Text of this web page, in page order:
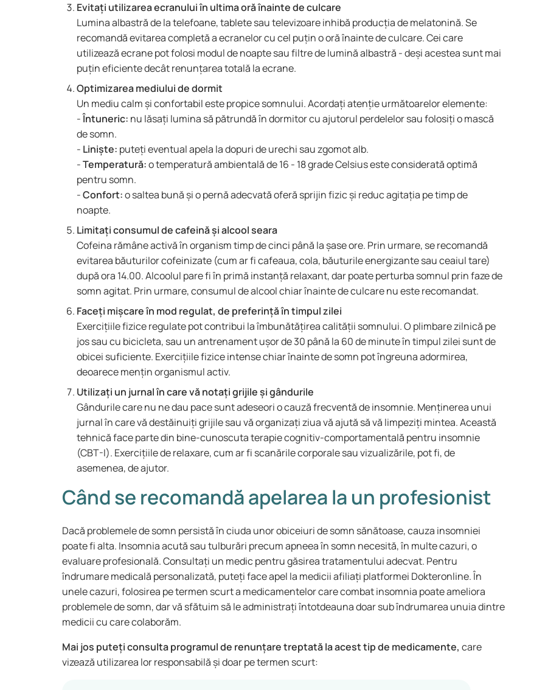
Evitați utilizarea ecranului în ultima oră înainte de culcare
Lumina albastră de la telefoane, tablete sau televizoare inhibă producția de melatonină. Se
recomandă evitarea completă a ecranelor cu cel puțin o oră înainte de culcare. Cei care
utilizează ecrane pot folosi modul de noapte sau filtre de lumină albastră - deși acestea sunt mai
puțin eficiente decât renunțarea totală la ecrane.
Optimizarea mediului de dormit
Un mediu calm și confortabil este propice somnului. Acordați atenție următoarelor elemente:
-Întuneric: nu lăsați lumina să pătrundă în dormitor cu ajutorul perdelelor sau folosiți o mască
de somn.
- Liniște: puteți eventual apela la dopuri de urechi sau zgomot alb.
-Temperatură:o temperatură ambientală de 16 - 18 grade Celsius este considerată optimă
pentru somn.
-Confort:o saltea bună și o pernă adecvată oferă sprijin fizic și reduc agitația pe timp de
noapte.
Limitați consumul de cafeină și alcool seara
Cofeina rămâne activă în organism timp de cinci până la șase ore. Prin urmare, se recomandă
evitarea băuturilor cofeinizate (cum ar fi cafeaua, cola, băuturile energizante sau ceaiul tare)
după ora 14.00. Alcoolul pare fi în primă instanță relaxant, dar poate perturba somnul prin faze de
somn agitat. Prin urmare, consumul de alcool chiar înainte de culcare nu este recomandat.
Faceți mișcare în mod regulat, de preferință în timpul zilei
Exercițiile fizice regulate pot contribui la îmbunătățirea calității somnului. O plimbare zilnică pe
jos sau cu bicicleta, sau un antrenament ușor de 30 până la 60 de minute în timpul zilei sunt de
obicei suficiente. Exercițiile fizice intense chiar înainte de somn pot îngreuna adormirea,
deoarece mențin organismul activ.
Utilizați un jurnal în care vă notați grijile și gândurile
Gândurile care nu ne dau pace sunt adeseori o cauză frecventă de insomnie. Menținerea unui
jurnal în care vă destăinuiți grijile sau vă organizați ziua vă ajută să vă limpeziți mintea. Această
tehnică face parte din bine-cunoscuta terapie cognitiv-comportamentală pentru insomnie
(CBT-I). Exercițiile de relaxare, cum ar fi scanările corporale sau vizualizările, pot fi, de
asemenea, de ajutor.
Când se recomandă apelarea la un profesionist
Dacă problemele de somn persistă în ciuda unor obiceiuri de somn sănătoase, cauza insomniei
poate fi alta. Insomnia acută sau tulburări precum apneea în somn necesită, în multe cazuri, o
evaluare profesională. Consultați un medic pentru găsirea tratamentului adecvat. Pentru
îndrumare medicală personalizată, puteți face apel la medicii afiliați platformei Dokteronline. În
unele cazuri, folosirea pe termen scurt a medicamentelor care combat insomnia poate ameliora
problemele de somn, dar vă sfătuim să le administrați întotdeauna doar sub îndrumarea unuia dintre
medicii cu care colaborăm.
Mai jos puteți consulta programul de renunțare treptată la acest tip de medicamente, care
vizează utilizarea lor responsabilă și doar pe termen scurt: